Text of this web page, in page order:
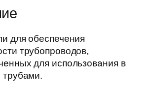
для обеспечения
трубопроводов,
для использования в
трубами.